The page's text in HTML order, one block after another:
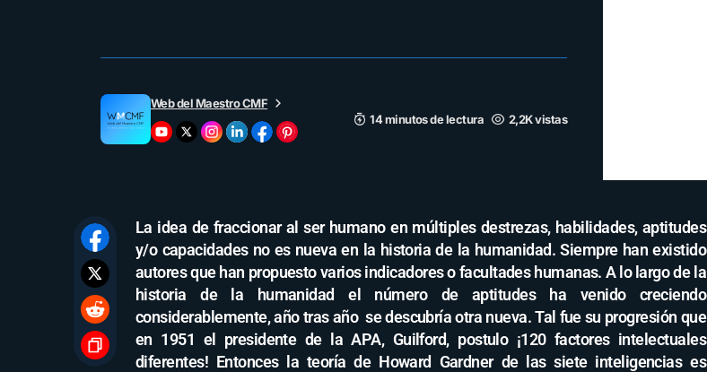
Web del Maestro CMF
14 minutos de lectura
2,2K vistas
La idea de fraccionar al ser humano en múltiples destrezas, habilidades, aptitudes
y/o capacidades no es nueva en la historia de la humanidad. Siempre han existido
autores que han propuesto varios indicadores o facultades humanas. A lo largo de la
historia de la humanidad el número de aptitudes ha venido creciendo
considerablemente, año tras año se descubría otra nueva. Tal fue su progresión que
en 1951 el presidente de la APA, Guilford, postulo ¡120 factores intelectuales
diferentes! Entonces la teoría de Howard Gardner de las siete inteligencias es